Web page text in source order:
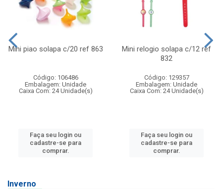
Mini piao solapa c/20 ref 863
Código: 106486
Embalagem: Unidade
Caixa Com: 24 Unidade(s)
Faça seu login ou
cadastre-se para
comprar.
Mini relogio solapa c/12 ref
832
Código: 129357
Embalagem: Unidade
Caixa Com: 24 Unidade(s)
Faça seu login ou
cadastre-se para
comprar.
Inverno